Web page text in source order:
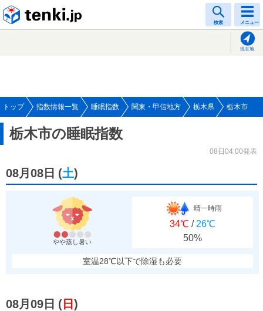
検索 メニュー
現在地
トップ 指数情報一覧 睡眠指数 関東・甲信地方 栃木県 栃木市
栃木市の睡眠指数
08日04:00発表
08月08日 (土)
やや蒸し暑い
晴一時雨
34℃ / 26℃
50%
室温28℃以下で除湿も必要
08月09日 ( 日 )